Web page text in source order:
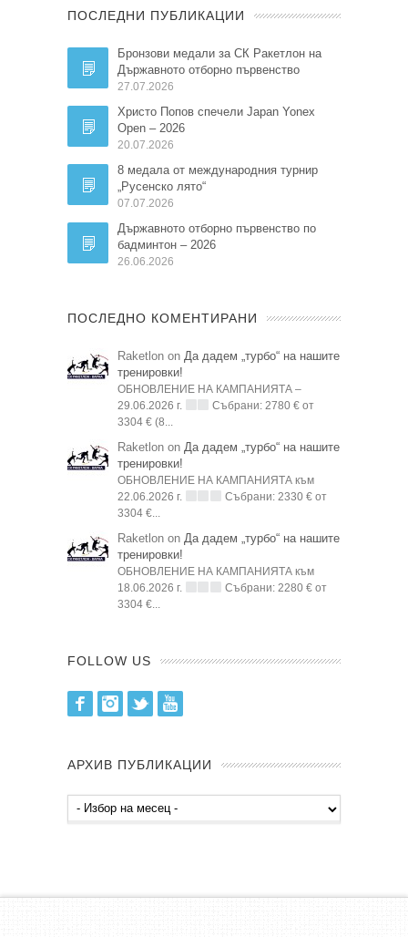
ПОСЛЕДНИ ПУБЛИКАЦИИ
Бронзови медали за СК Ракетлон на
Държавното отборно първенство
27.07.2026
Христо Попов спечели Japan Yonex
Open – 2026
20.07.2026
8 медала от международния турнир
„Русенско лято“
07.07.2026
Държавното отборно първенство по
бадминтон – 2026
26.06.2026
ПОСЛЕДНО КОМЕНТИРАНИ
Raketlon on Да дадем „турбо“ на нашите
тренировки!
ОБНОВЛЕНИЕ НА КАМПАНИЯТА –
29.06.2026 г.
Събрани: 2780 € от
3304 € (8...
Raketlon on Да дадем „турбо“ на нашите
тренировки!
ОБНОВЛЕНИЕ НА КАМПАНИЯТА към
22.06.2026 г.
Събрани: 2330 € от
3304 €...
Raketlon on Да дадем „турбо“ на нашите
тренировки!
ОБНОВЛЕНИЕ НА КАМПАНИЯТА към
18.06.2026 г.
Събрани: 2280 € от
3304 €...
FOLLOW US
FacebookInstagram
Twitter
АРХИВ ПУБЛИКАЦИИ
Архив
публикации